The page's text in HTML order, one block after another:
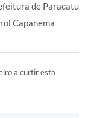
de Paracatu
Capanema
a curtir esta